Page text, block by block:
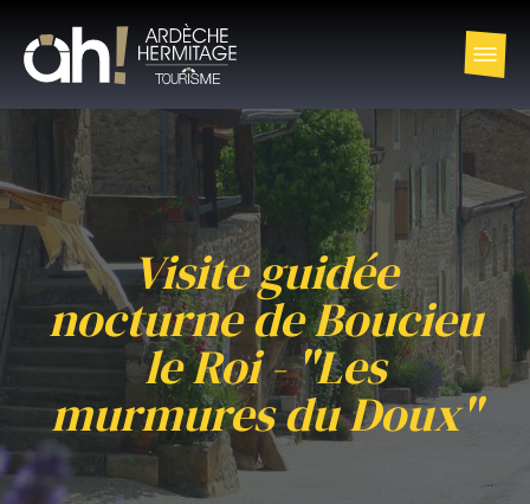
Visite guidée
nocturne de Boucieu
le Roi - "Les
murmures du Doux"